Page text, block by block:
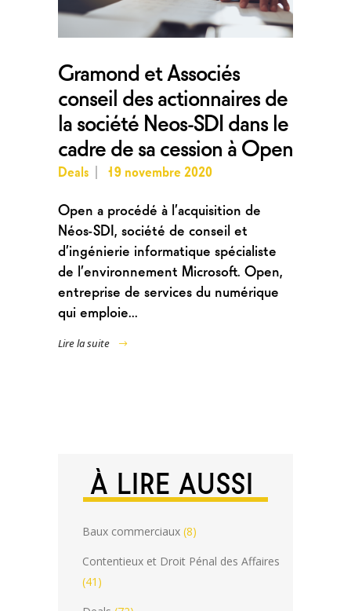
Gramond et Associés
conseil des actionnaires de
la société Neos-SDI dans le
cadre de sa cession à Open
Deals 19 novembre 2020
Open a procédé à l’acquisition de
Néos-SDI, société de conseil et
d’ingénierie informatique spécialiste
de l’environnement Microsoft. Open,
entreprise de services du numérique
qui emploie...
Lire la suite
À LIRE AUSSI
Baux commerciaux (8)
Contentieux et Droit Pénal des Affaires
(41)